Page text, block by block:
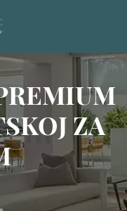
ZA